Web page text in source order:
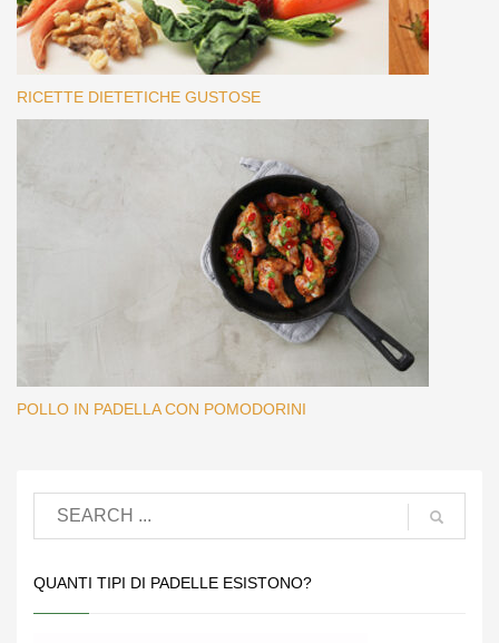
RICETTE DIETETICHE GUSTOSE
POLLO IN PADELLA CON POMODORINI
QUANTI TIPI DI PADELLE ESISTONO?